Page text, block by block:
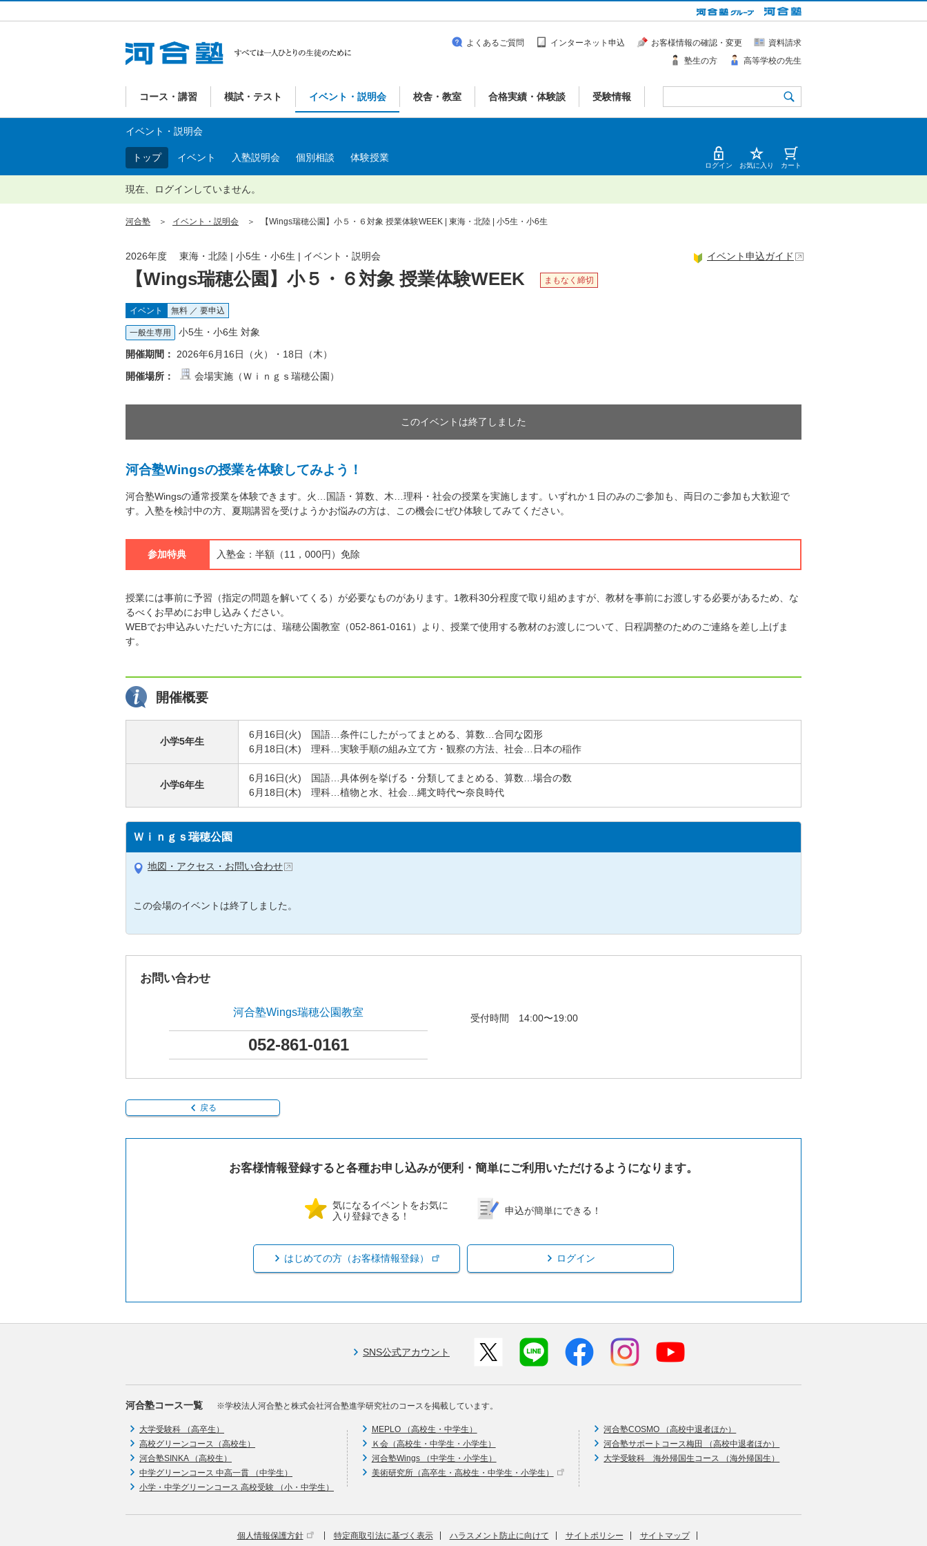
コース・講習 模試・テスト イベント・説明会 校舎・教室 合格実績・体験談 受験情報
よくあるご質問 インターネット申込 お客様情報の確認・変更
資料請求
塾生の方
高等学校の先生
イベント・説明会
トップ イベント 入塾説明会 個別相談 体験授業
ログイン お気に入り カート
現在、ログインしていません。
河合塾 イベント・説明会 【Wings瑞穂公園】小５・６対象 授業体験WEEK | 東海・北陸 | 小5生・小6生
【Wings瑞穂公園】小５・６対象 授業体験WEEK まもなく締切
2026年度 東海・北陸 | 小5生・小6生 | イベント・説明会 イベント申込ガイド
イベント 無料 ／ 要申込
一般生専用
小5生・小6生 対象
開催期間：
2026年6月16日（火）・18日（木）
開催場所：
会場実施（Ｗｉｎｇｓ瑞穂公園）
このイベントは終了しました
河合塾Wingsの授業を体験してみよう！
河合塾Wingsの通常授業を体験できます。火…国語・算数、木…理科・社会の授業を実施します。いずれか１日のみのご参加も、両日のご参加も大歓迎で
す。入塾を検討中の方、夏期講習を受けようかお悩みの方は、この機会にぜひ体験してみてください。
参加特典 入塾金：半額（11，000円）免除
授業には事前に予習（指定の問題を解いてくる）が必要なものがあります。1教科30分程度で取り組めますが、教材を事前にお渡しする必要があるため、な
るべくお早めにお申し込みください。
WEBでお申込みいただいた方には、瑞穂公園教室（052-861-0161）より、授業で使用する教材のお渡しについて、日程調整のためのご連絡を差し上げま
す。
開催概要
小学5年生
6月16日(火) 国語…条件にしたがってまとめる、算数…合同な図形
6月18日(木) 理科…実験手順の組み立て方・観察の方法、社会…日本の稲作
小学6年生
6月16日(火) 国語…具体例を挙げる・分類してまとめる、算数…場合の数
6月18日(木) 理科…植物と水、社会…縄文時代〜奈良時代
Ｗｉｎｇｓ瑞穂公園
地図・アクセス・お問い合わせ
この会場のイベントは終了しました。
お問い合わせ
河合塾Wings瑞穂公園教室
052-861-0161
受付時間 14:00〜19:00
戻る
お客様情報登録すると各種お申し込みが便利・簡単にご利用いただけるようになります。
気になるイベントをお気に
入り登録できる！
申込が簡単にできる！
はじめての方（お客様情報登録） ログイン
SNS公式アカウント
河合塾コース一覧 ※学校法人河合塾と株式会社河合塾進学研究社のコースを掲載しています。
大学受験科 （高卒生）
高校グリーンコース（高校生）
河合塾SINKA （高校生）
中学グリーンコース 中高一貫 （中学生）
小学・中学グリーンコース 高校受験 （小・中学生）
MEPLO （高校生・中学生）
Ｋ会（高校生・中学生・小学生）
河合塾Wings （中学生・小学生）
美術研究所（高卒生・高校生・中学生・小学生）
河合塾COSMO （高校中退者ほか）
河合塾サポートコース梅田 （高校中退者ほか）
大学受験科 海外帰国生コース （海外帰国生）
個人情報保護方針 特定商取引法に基づく表示 ハラスメント防止に向けて サイトポリシー サイトマップ